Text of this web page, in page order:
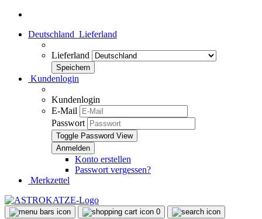
Deutschland Lieferland
Lieferland
Kundenlogin
Kundenlogin
E-Mail
Passwort
Toggle Password View
Konto erstellen
Passwort vergessen?
Merkzettel
0